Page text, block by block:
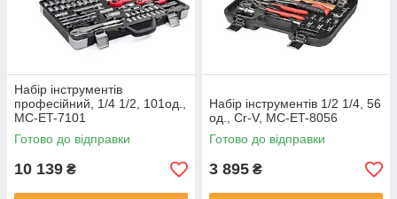
Набір інструментів
професійний, 1/4 1/2, 101од.,
MC-ET-7101
Готово до відправки
10 139 ₴
Набір інструментів 1/2 1/4, 56
од., Cr-V, MC-ET-8056
Готово до відправки
3 895 ₴